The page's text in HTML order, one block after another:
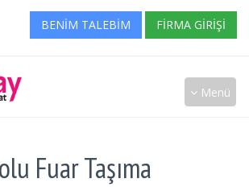
BENIM TALEBIM FIRMA GIRIŞI
Menü
Fuar Taşıma